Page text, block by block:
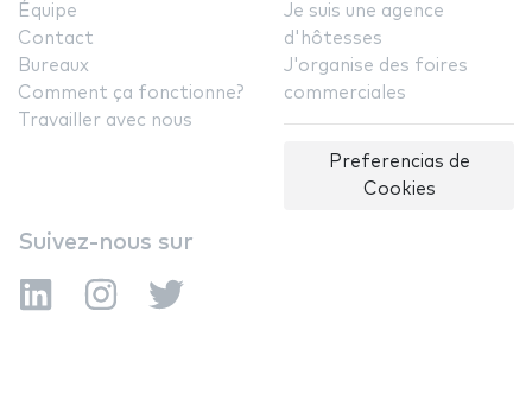
Équipe
Contact
Bureaux
Comment ça fonctionne?
Travailler avec nous
Je suis une agence
d'hôtesses
J'organise des foires
commerciales
Preferencias de
Cookies
Suivez-nous sur